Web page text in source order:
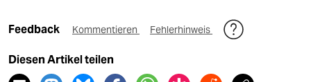
Feedback Kommentieren Fehlerhinweis
Diesen Artikel teilen